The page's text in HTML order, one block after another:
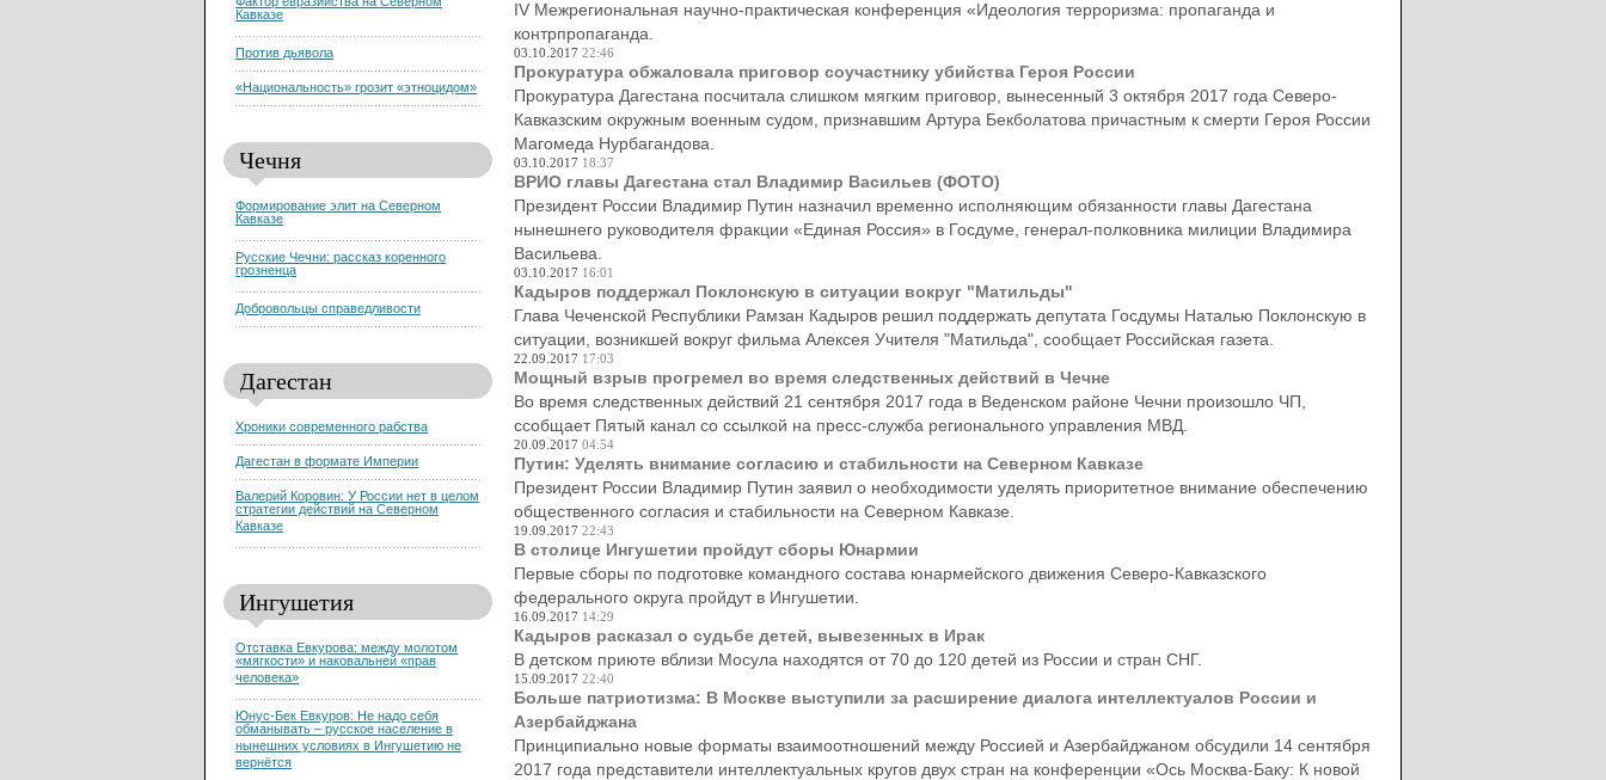
Кавказе
Против дьявола
«Национальность» грозит «этноцидом»
Чечня
Формирование элит на Северном
Кавказе
Русские Чечни: рассказ коренного
грозненца
Добровольцы справедливости
Дагестан
Хроники современного рабства
Дагестан в формате Империи
Валерий Коровин: У России нет в целом
стратегии действий на Северном
Кавказе
Ингушетия
Отставка Евкурова: между молотом
«мягкости» и наковальней «прав
человека»
Юнус-Бек Евкуров: Не надо себя
обманывать – русское население в
нынешних условиях в Ингушетию не
вернётся
IV Межрегиональная научно-практическая конференция «Идеология терроризма: пропаганда и
контрпропаганда.
03.10.2017 22:46
Прокуратура обжаловала приговор соучастнику убийства Героя России
Прокуратура Дагестана посчитала слишком мягким приговор, вынесенный 3 октября 2017 года Северо-
Кавказским окружным военным судом, признавшим Артура Бекболатова причастным к смерти Героя России
Магомеда Нурбагандова.
03.10.2017 18:37
ВРИО главы Дагестана стал Владимир Васильев (ФОТО)
Президент России Владимир Путин назначил временно исполняющим обязанности главы Дагестана
нынешнего руководителя фракции «Единая Россия» в Госдуме, генерал-полковника милиции Владимира
Васильева.
03.10.2017 16:01
Кадыров поддержал Поклонскую в ситуации вокруг "Матильды"
Глава Чеченской Республики Рамзан Кадыров решил поддержать депутата Госдумы Наталью Поклонскую в
ситуации, возникшей вокруг фильма Алексея Учителя "Матильда", сообщает Российская газета.
22.09.2017 17:03
Мощный взрыв прогремел во время следственных действий в Чечне
Во время следственных действий 21 сентября 2017 года в Веденском районе Чечни произошло ЧП,
ссобщает Пятый канал со ссылкой на пресс-служба регионального управления МВД.
20.09.2017 04:54
Путин: Уделять внимание согласию и стабильности на Северном Кавказе
Президент России Владимир Путин заявил о необходимости уделять приоритетное внимание обеспечению
общественного согласия и стабильности на Северном Кавказе.
19.09.2017 22:43
В столице Ингушетии пройдут сборы Юнармии
Первые сборы по подготовке командного состава юнармейского движения Северо-Кавказского
федерального округа пройдут в Ингушетии.
16.09.2017 14:29
Кадыров расказал о судьбе детей, вывезенных в Ирак
В детском приюте вблизи Мосула находятся от 70 до 120 детей из России и стран СНГ.
15.09.2017 22:40
Больше патриотизма: В Москве выступили за расширение диалога интеллектуалов России и
Азербайджана
Принципиально новые форматы взаимоотношений между Россией и Азербайджаном обсудили 14 сентября
2017 года представители интеллектуальных кругов двух стран на конференции «Ось Москва-Баку: К новой